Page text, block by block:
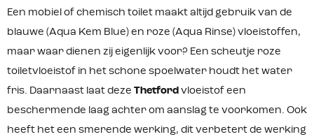
Een mobiel of chemisch toilet maakt altijd gebruik van de
blauwe (Aqua Kem Blue) en roze (Aqua Rinse) vloeistoffen,
maar waar dienen zij eigenlijk voor? Een scheutje roze
toiletvloeistof in het schone spoelwater houdt het water
fris. Daarnaast laat deze Thetford vloeistof een
beschermende laag achter om aanslag te voorkomen. Ook
heeft het een smerende werking, dit verbetert de werking